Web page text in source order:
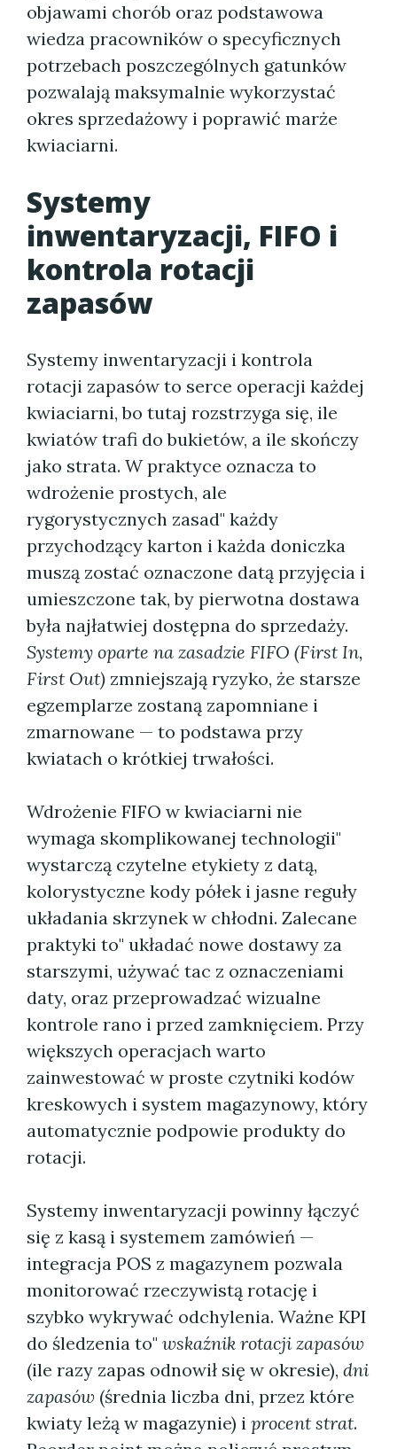
objawami chorób oraz podstawowa
wiedza pracowników o specyficznych
potrzebach poszczególnych gatunków
pozwalają maksymalnie wykorzystać
okres sprzedażowy i poprawić marże
kwiaciarni.
Systemy
inwentaryzacji, FIFO i
kontrola rotacji
zapasów
Systemy inwentaryzacji i kontrola
rotacji zapasów to serce operacji każdej
kwiaciarni, bo tutaj rozstrzyga się, ile
kwiatów trafi do bukietów, a ile skończy
jako strata. W praktyce oznacza to
wdrożenie prostych, ale
rygorystycznych zasad" każdy
przychodzący karton i każda doniczka
muszą zostać oznaczone datą przyjęcia i
umieszczone tak, by pierwotna dostawa
była najłatwiej dostępna do sprzedaży.
Systemy oparte na zasadzie FIFO (First In,
First Out) zmniejszają ryzyko, że starsze
egzemplarze zostaną zapomniane i
zmarnowane — to podstawa przy
kwiatach o krótkiej trwałości.
Wdrożenie FIFO w kwiaciarni nie
wymaga skomplikowanej technologii"
wystarczą czytelne etykiety z datą,
kolorystyczne kody półek i jasne reguły
układania skrzynek w chłodni. Zalecane
praktyki to" układać nowe dostawy za
starszymi, używać tac z oznaczeniami
daty, oraz przeprowadzać wizualne
kontrole rano i przed zamknięciem. Przy
większych operacjach warto
zainwestować w proste czytniki kodów
kreskowych i system magazynowy, który
automatycznie podpowie produkty do
rotacji.
Systemy inwentaryzacji powinny łączyć
się z kasą i systemem zamówień —
integracja POS z magazynem pozwala
monitorować rzeczywistą rotację i
szybko wykrywać odchylenia. Ważne KPI
do śledzenia to" wskaźnik rotacji zapasów
(ile razy zapas odnowił się w okresie), dni
zapasów (średnia liczba dni, przez które
kwiaty leżą w magazynie) i procent strat.